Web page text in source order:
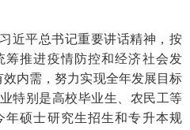
近平总书记重要讲话精神，按
筹推进疫情防控和经济社会发
效内需，努力实现全年发展目标
特别是高校毕业生、农民工等
硕士研究生招生和专升本规